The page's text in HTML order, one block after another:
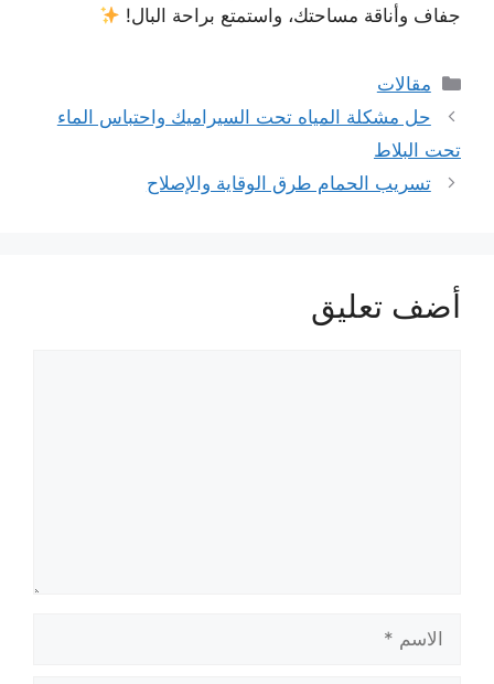
جفاف وأناقة مساحتك، واستمتع براحة البال!
التصنيفات
مقالات
حل مشكلة المياه تحت السيراميك واحتباس الماء
تحت البلاط
تسريب الحمام طرق الوقاية والإصلاح
أضف تعليق